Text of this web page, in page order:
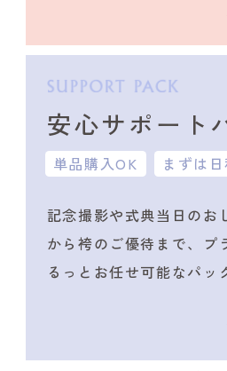
安心サポート
単品購入OK まずは
記念撮影や式典当日のお
から袴のご優待まで、プ
るっとお任せ可能なパッ